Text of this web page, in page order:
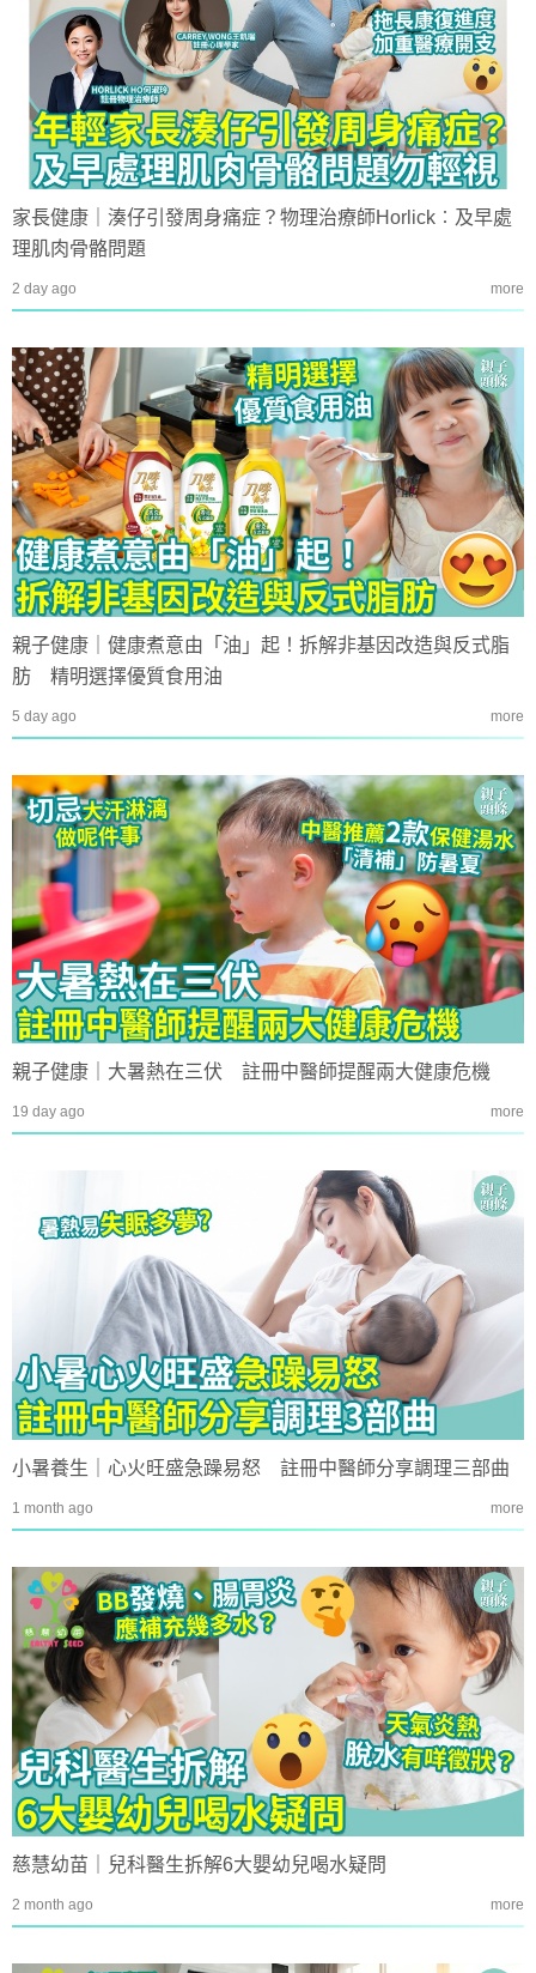
家長健康｜湊仔引發周身痛症？物理治療師Horlick︰及早處
理肌肉骨骼問題
2 day ago more
親子健康｜健康煮意由「油」起！拆解非基因改造與反式脂
肪 精明選擇優質食用油
5 day ago more
親子健康｜大暑熱在三伏 註冊中醫師提醒兩大健康危機
19 day ago more
小暑養生｜心火旺盛急躁易怒 註冊中醫師分享調理三部曲
1 month ago more
慈慧幼苗｜兒科醫生拆解6大嬰幼兒喝水疑問
2 month ago more